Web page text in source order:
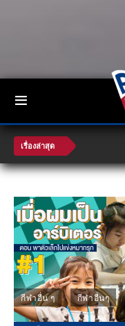
เรื่องล่าสุด สิงหาค
กีฬาอื่น ๆ กีฬาอื่นๆ